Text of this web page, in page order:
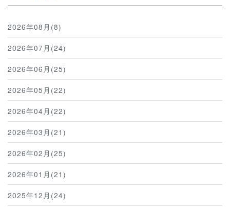
2026年08月(8)
2026年07月(24)
2026年06月(25)
2026年05月(22)
2026年04月(22)
2026年03月(21)
2026年02月(25)
2026年01月(21)
2025年12月(24)